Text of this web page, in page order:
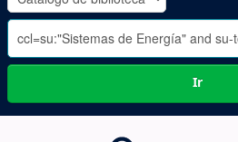
-
Ir